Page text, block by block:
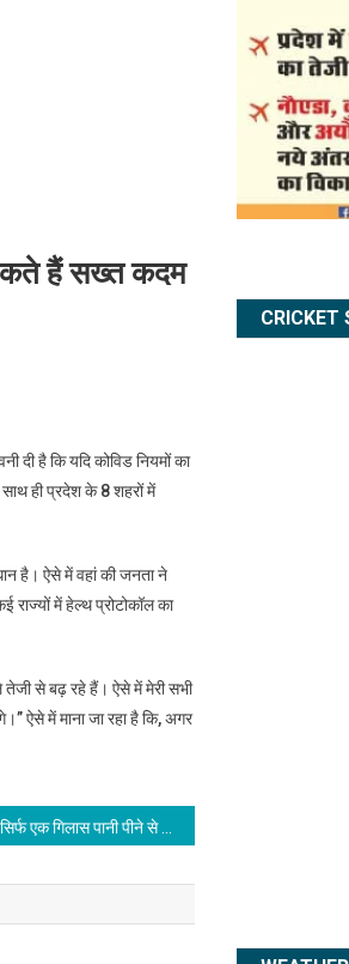
हैं सख्त कदम
दी है कि यदि कोविड नियमों का
ही प्रदेश के 8 शहरों में
है। ऐसे में वहां की जनता ने
राज्यों में हेल्थ प्रोटोकॉल का
से बढ़ रहे हैं। ऐसे में मेरी सभी
ऐसे में माना जा रहा है कि, अगर
CRICKET